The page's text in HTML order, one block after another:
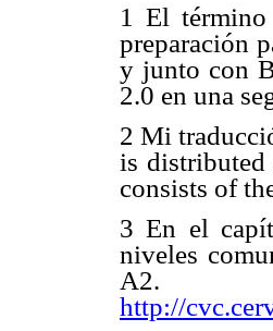
1 El
preparación
y junto con
2.0 en una
2 Mi
is distributed
consists of
3 En el
niveles
http://